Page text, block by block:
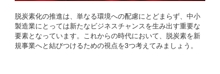
脱炭素化の推進は、単なる環境への配慮にとどまらず、中小
製造業にとっては新たなビジネスチャンスを生み出す重要な
要素となっています。これからの時代において、脱炭素を新
規事業へと結びつけるための視点を3つ考えてみましょう。